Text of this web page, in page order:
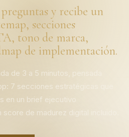
y recibe un
secciones
tono de marca,
de implementación.
de 3 a 5 minutos, pensada
7 secciones estratégicas que
en un brief ejecutivo
de madurez digital incluido.